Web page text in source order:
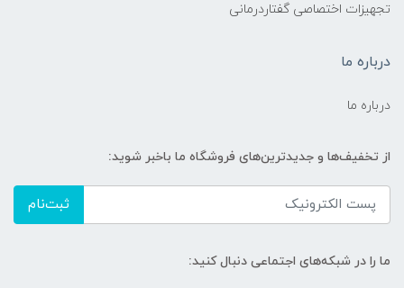
تجهیزات اختصاصی گفتاردرمانی
درباره ما
درباره ما
از تخفیف‌ها و جدیدترین‌های فروشگاه ما باخبر شوید:
ثبت‌نام
ما را در شبکه‌های اجتماعی دنبال کنید: